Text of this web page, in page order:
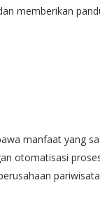
memberikan
manfaat yang
otomatisasi